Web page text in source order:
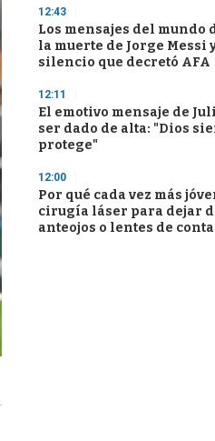
12:43
Los mensajes del mundo
la muerte de Jorge Messi
silencio que decretó AFA
12:11
El emotivo mensaje de
ser dado de alta: "Dios
protege"
12:00
Por qué cada vez más
cirugía láser para dejar
anteojos o lentes de